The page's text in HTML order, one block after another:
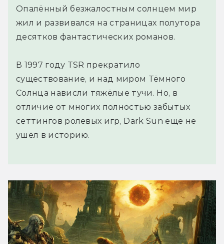
Опалённый безжалостным солнцем мир
жил и развивался на страницах полутора
десятков фантастических романов.
В 1997 году TSR прекратило
существование, и над миром Тёмного
Солнца нависли тяжёлые тучи. Но, в
отличие от многих полностью забытых
сеттингов ролевых игр, Dark Sun ещё не
ушёл в историю.